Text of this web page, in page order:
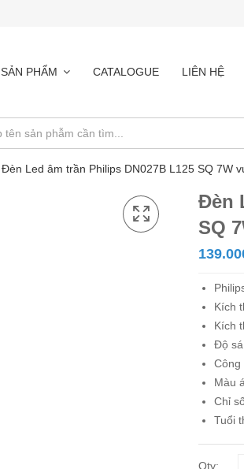
SẢN PHẨM CATALOGUE LIÊN HỆ
Đèn Led âm trần Philips DN027B L125 SQ 7W
Đèn
SQ
Kích
Kích
Độ
Công
Màu
Chỉ
Tuổi